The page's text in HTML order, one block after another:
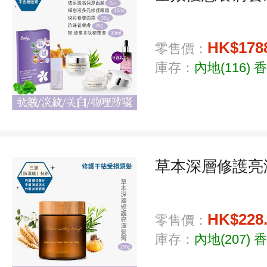
零售價：
庫存： 內地(116)
草本深層修護
零售價：
庫存： 內地(207)